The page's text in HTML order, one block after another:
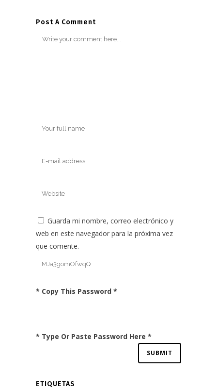
Post A Comment
Guarda mi nombre, correo electrónico y
web en este navegador para la próxima vez
que comente.
* Copy This Password *
* Type Or Paste Password Here *
ETIQUETAS